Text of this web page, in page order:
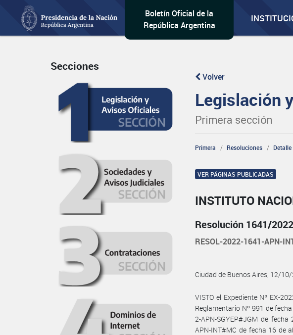
Boletín Oficial de la
República Argentina
Secciones
Volver
Legislación
Primera sección
Primera Resoluciones Detalle
VER PÁGINAS PUBLICADAS
INSTITUTO
Resolución 1641/2022
RESOL-2022-1641-APN-
Ciudad de Buenos Aires, 12/
VISTO el Expediente Nº EX-
Reglamentario Nº 991 de
2-APN-SGYEP#JGM de
APN-INT#MC de fecha 16 de